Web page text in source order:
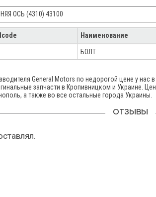
ОСЬ (4310) 43100
Наименование
БОЛТ
General Motors по недорогой цене у
запчасти в Кропивницком и Украине.
а также во все остальные города Украины.
ОТЗЫВЫ